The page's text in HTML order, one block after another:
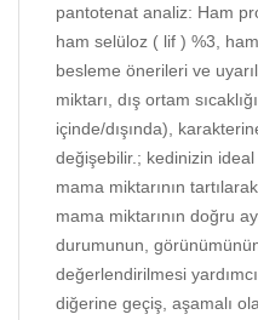
pantotenat analiz: Ham
ham selüloz ( lif ) %3,
besleme önerileri ve
miktarı, dış ortam
içinde/dışında),
değişebilir.; kedinizin ideal
mama miktarının
mama miktarının doğru
durumunun, görünümünün
değerlendirilmesi
diğerine geçiş, aşamalı